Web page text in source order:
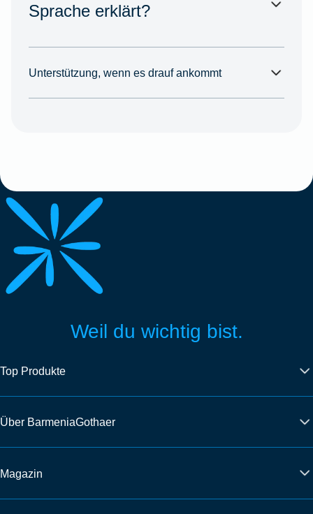
Sprache erklärt?
Unterstützung, wenn es drauf ankommt
Weil du wichtig bist.
Top Produkte
Über BarmeniaGothaer
Magazin